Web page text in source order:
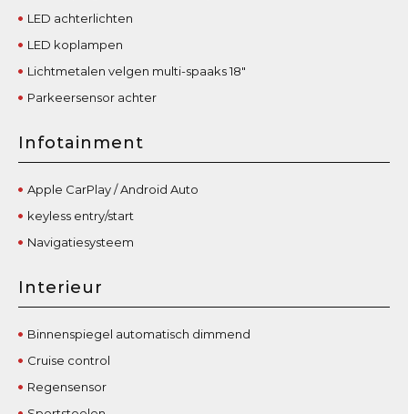
LED achterlichten
LED koplampen
Lichtmetalen velgen multi-spaaks 18"
Parkeersensor achter
Infotainment
Apple CarPlay / Android Auto
keyless entry/start
Navigatiesysteem
Interieur
Binnenspiegel automatisch dimmend
Cruise control
Regensensor